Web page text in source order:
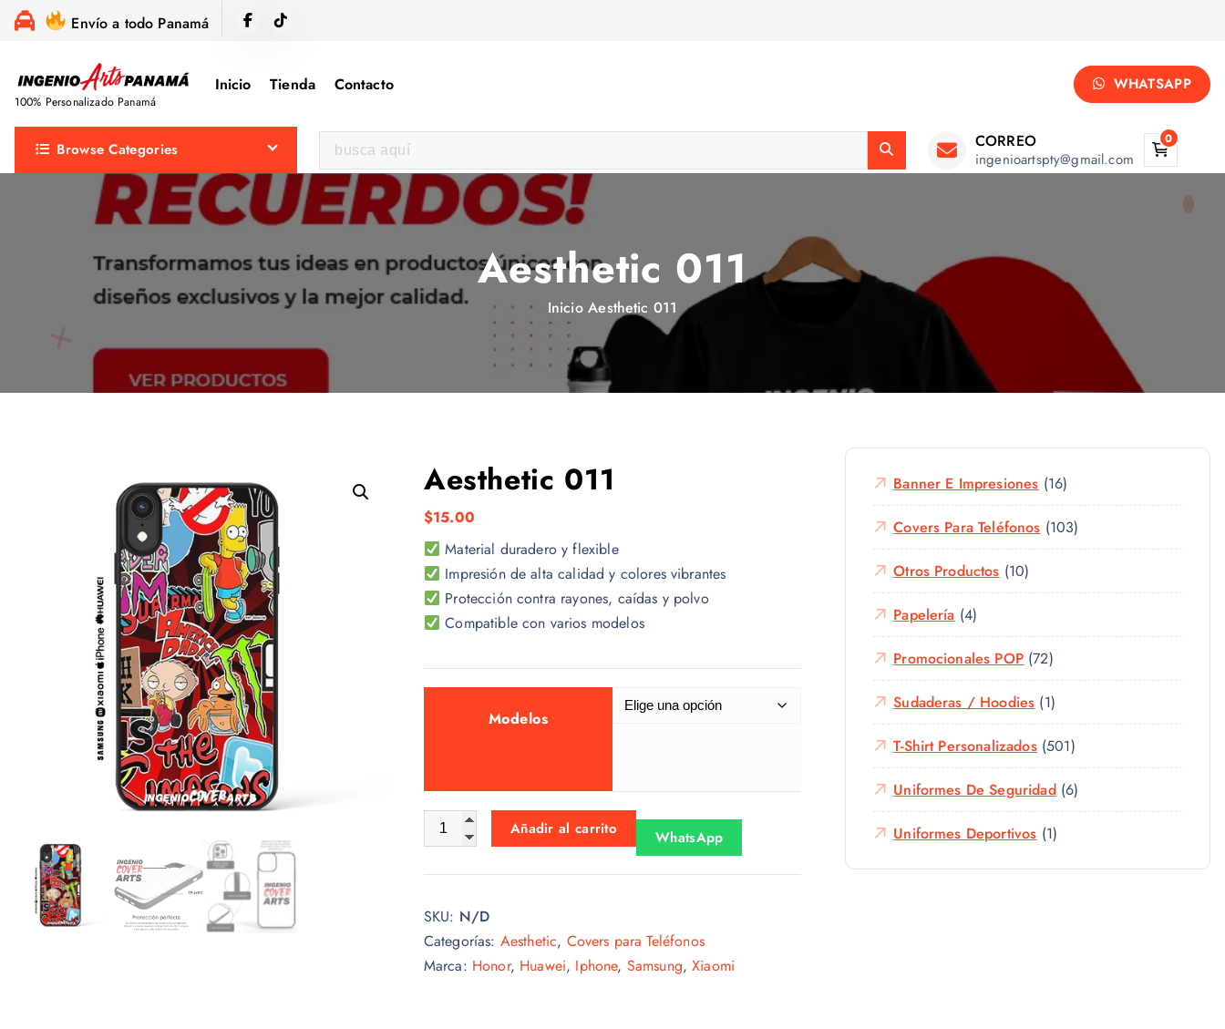
Envío a todo Panamá
100% Personalizado Panamá
Inicio Tienda Contacto WHATSAPP
Browse Categories
u
s
c
r
CORREO
ingenioartspty@gmail.com
0
Aesthetic 011
Inicio Aesthetic 011
Aesthetic 011
$15.00
Material duradero y flexible
Impresión de alta calidad y colores vibrantes
Protección contra rayones, caídas y polvo
Compatible con varios modelos
Modelos
Aesthetic 011 cantidadAñadir al carrito WhatsApp
SKU: N/D
Categorías: Aesthetic, Covers para Teléfonos
Marca: Honor, Huawei, Iphone, Samsung,Xiaomi
Banner E Impresiones (16)
Covers Para Teléfonos (103)
Otros Productos (10)
Papelería (4)
Promocionales POP(72)
Sudaderas / Hoodies (1)
T-Shirt Personalizados(501)
Uniformes De Seguridad(6)
Uniformes Deportivos (1)